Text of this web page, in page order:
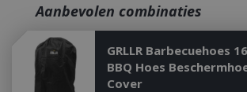
Aanbevolen combinaties
GRLLR Barbecuehoes
BBQ Hoes
Cover